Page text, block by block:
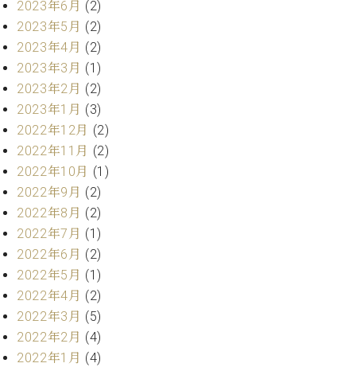
C.
ベ
ヒ
シ
ュ
タ
ン
コ
ン
サ
ー
ト
ア
ッ
プ
ラ
イ
ト
タ
ジ
オ
納
入
実
績
楽
教
室
ご
愛
用
声
ン
ト
コ
ン
ク
ー
ル
音
教
室
セ
ン
ト
ラ
ム
東
店
ご
挨
拶
展
示
ホー
ル・
スタ
ジオ
2023年6月 (2)
2023年5月 (2)
2023年4月 (2)
2023年3月 (1)
2023年2月 (2)
2023年1月 (3)
2022年12月 (2)
2022年11月 (2)
2022年10月 (1)
2022年9月 (2)
2022年8月 (2)
2022年7月 (1)
2022年6月 (2)
2022年5月 (1)
2022年4月 (2)
2022年3月 (5)
2022年2月 (4)
2022年1月 (4)